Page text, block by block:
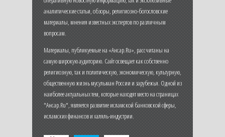
аналитические статьи, обзоры, религиозно-богословские
материалы, мнения известных экспертов по различным
вопросам.
Материалы, публикуемые на «Ансар.Ru», рассчитаны на
самую широкую аудиторию. Сайт освещает как собственно
религиозную, так и политическую, экономическую, культурную,
общественную жизнь мусульман России и зарубежья. Одной из
наиболее актуальных тем, которые находят место на страницах
"Ансар.Ru", является развитие исламской банковской сферы,
исламских финансов и халяль-индустрии.